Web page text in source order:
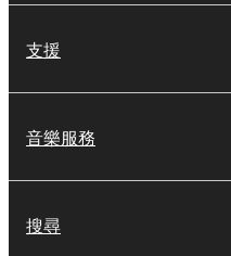
支援
音樂服務
搜尋